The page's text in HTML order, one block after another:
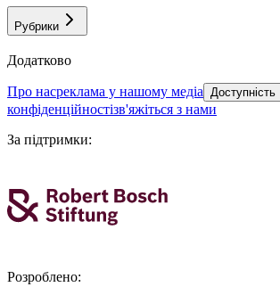
Рубрики
Додатково
про насреклама у нашому медіа Доступність
конфіденційностізв'яжіться з нами
За підтримки:
Розроблено: